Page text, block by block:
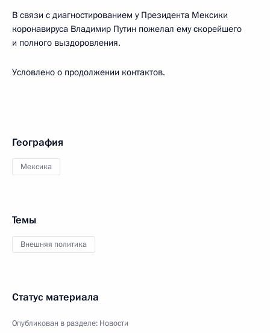
В связи с диагностированием у Президента Мексики
коронавируса Владимир Путин пожелал ему скорейшего
и полного выздоровления.
Условлено о продолжении контактов.
География
Мексика
Темы
Внешняя политика
Статус материала
Опубликован в разделе: Новости